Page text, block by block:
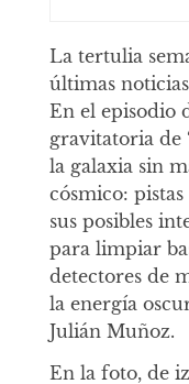
La tertulia
últimas
En el episodio
gravitatoria de
la galaxia sin
cósmico:
sus posibles
para limpiar
detectores de
la energía
Julián Muñoz.
En la foto, de